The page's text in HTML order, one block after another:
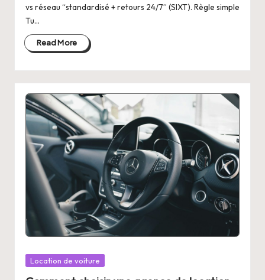
vs réseau “standardisé + retours 24/7” (SIXT). Règle simple
Tu…
Read More
Posted
Location de voiture